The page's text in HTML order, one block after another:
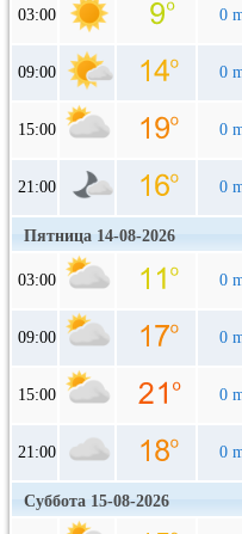
03:00 0
09:00 0
15:00 0
21:00 0
Пятница 14-08-2026
03:00 0
09:00 0
15:00 0
21:00 0
Суббота 15-08-2026